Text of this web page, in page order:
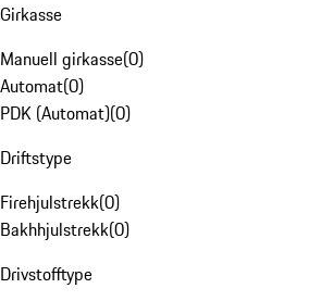
Girkasse
Manuell girkasse(0)
Automat(0)
PDK (Automat)(0)
Driftstype
Firehjulstrekk(0)
Bakhhjulstrekk(0)
Drivstofftype